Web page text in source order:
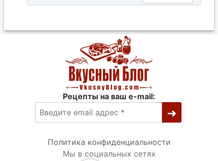
Рецепты на ваш e-mail:
Политика конфиденциальности
Мы в социальных сетях